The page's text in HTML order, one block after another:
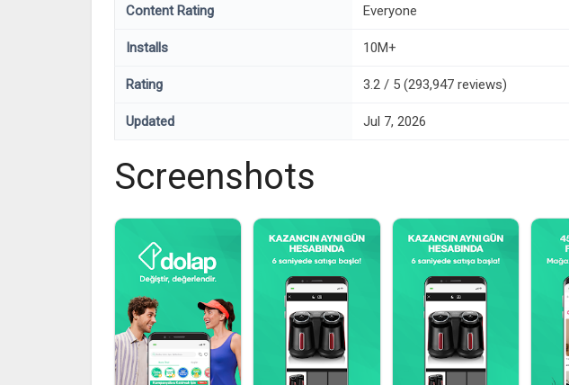
Content Rating Everyone
Installs 10M+
Rating 3.2 / 5 (293,947 reviews)
Updated Jul 7, 2026
Screenshots